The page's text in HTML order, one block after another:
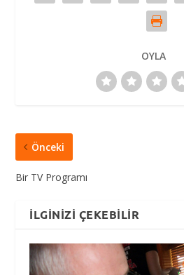
OYLA
Önceki
Bir TV Programı
İLGINIZI ÇEKEBILIR